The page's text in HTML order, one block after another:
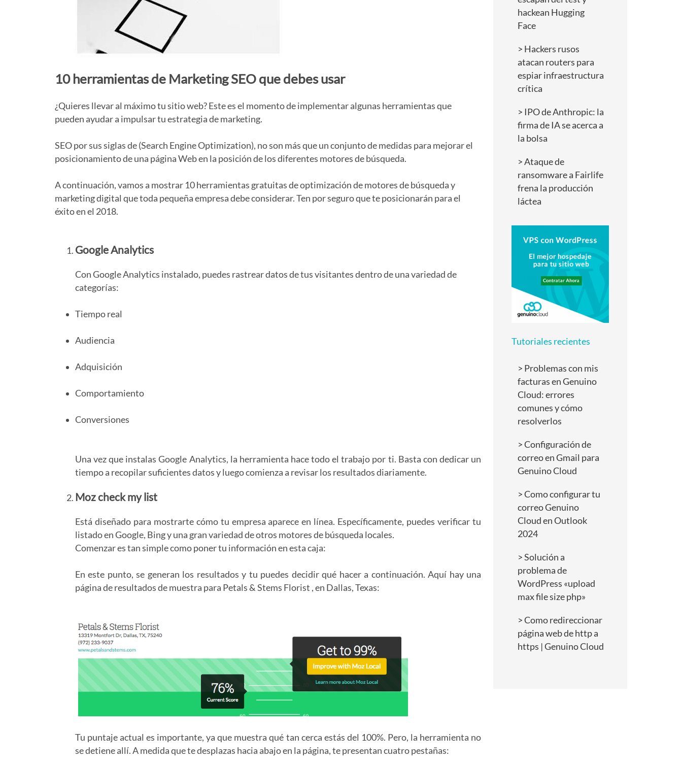
10 herramientas de Marketing SEO que debes usar
¿Quieres llevar al máximo tu sitio web? Este es el momento de implementar algunas herramientas que
pueden ayudar a impulsar tu estrategia de marketing.
SEO por sus siglas de (Search Engine Optimization), no son más que un conjunto de medidas para mejorar el
posicionamiento de una página Web en la posición de los diferentes motores de búsqueda.
A continuación, vamos a mostrar 10 herramientas gratuitas de optimización de motores de búsqueda y
marketing digital que toda pequeña empresa debe considerar. Ten por seguro que te posicionarán para el
éxito en el 2018.
Google Analytics
Con Google Analytics instalado, puedes rastrear datos de tus visitantes dentro de una variedad de
categorías:
Tiempo real
Audiencia
Adquisición
Comportamiento
Conversiones
Una vez que instalas Google Analytics, la herramienta hace todo el trabajo por ti. Basta con dedicar un
tiempo a recopilar suficientes datos y luego comienza a revisar los resultados diariamente.
Moz check my list
Está diseñado para mostrarte cómo tu empresa aparece en línea. Específicamente, puedes verificar tu
listado en Google, Bing y una gran variedad de otros motores de búsqueda locales.
Comenzar es tan simple como poner tu información en esta caja:
En este punto, se generan los resultados y tu puedes decidir qué hacer a continuación. Aquí hay una
página de resultados de muestra para Petals & Stems Florist , en Dallas, Texas:
Tu puntaje actual es importante, ya que muestra qué tan cerca estás del 100%. Pero, la herramienta no
se detiene allí. A medida que te desplazas hacia abajo en la página, te presentan cuatro pestañas:
hackean Hugging
Face
Hackers rusos
atacan routers para
espiar infraestructura
crítica
IPO de Anthropic: la
firma de IA se acerca a
la bolsa
Ataque de
ransomware a Fairlife
frena la producción
láctea
Tutoriales recientes
Problemas con mis
facturas en Genuino
Cloud: errores
comunes y cómo
resolverlos
Configuración de
correo en Gmail para
Genuino Cloud
Como configurar tu
correo Genuino
Cloud en Outlook
2024
Solución a
problema de
WordPress «upload
max file size php»
Como redireccionar
página web de http a
https | Genuino Cloud